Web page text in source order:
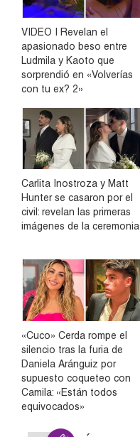
VIDEO | Revelan el
apasionado beso entre
Ludmila y Kaoto que
sorprendió en «Volverías
con tu ex? 2»
Carlita Inostroza y Matt
Hunter se casaron por el
civil: revelan las primeras
imágenes de la ceremonia
«Cuco» Cerda rompe el
silencio tras la furia de
Daniela Aránguiz por
supuesto coqueteo con
Camila: «Están todos
equivocados»